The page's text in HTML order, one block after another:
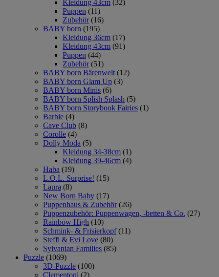
Kleidung 43cm (32)
Puppen (11)
Zubehör (16)
BABY born (195)
Kleidung 36cm (17)
Kleidung 43cm (91)
Puppen (44)
Zubehör (51)
BABY born Bärenwelt (12)
BABY born Glam Up (3)
BABY born Minis (6)
BABY born Splish Splash (5)
BABY born Storybook Fairies (1)
Barbie (4)
Cave Club (8)
Corolle (4)
Dolly Moda (5)
Kleidung 34-38cm (1)
Kleidung 39-46cm (4)
Haba (19)
L.O.L. Surprise! (15)
Laura (8)
New Born Baby (17)
Puppenhaus & Zubehör (26)
Puppenzubehör: Puppenwagen, -betten & Co. (27)
Rainbow High (10)
Schmink- & Frisierkopf (11)
Steffi & Evi Love (80)
Sylvanian Families (85)
Puzzle (1069)
3D-Puzzle (100)
Clementoni (2)